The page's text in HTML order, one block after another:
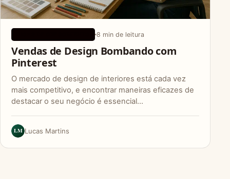
8 min de leitura
Vendas de Design Bombando com
Pinterest
O mercado de design de interiores está cada vez
mais competitivo, e encontrar maneiras eficazes de
destacar o seu negócio é essencial…
LM Lucas Martins